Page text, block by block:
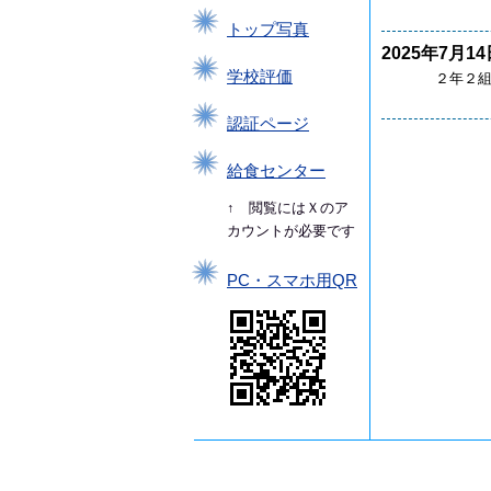
トップ写真
学校評価
認証ページ
給食センター
↑ 閲覧にはＸのア
カウントが必要です
PC・スマホ用QR
2025年7月
２年２組の